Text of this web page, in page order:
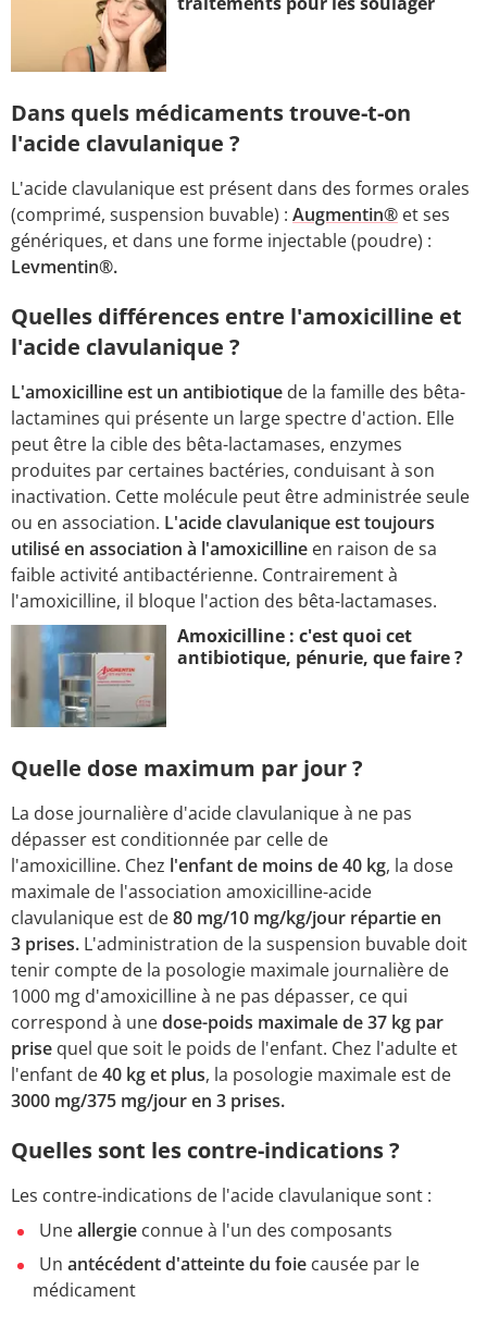
Dans quels médicaments trouve-t-on
l'acide clavulanique ?
L'acide clavulanique est présent dans des formes orales
(comprimé, suspension buvable) : Augmentin® et ses
génériques, et dans une forme injectable (poudre) :
Levmentin®.
Quelles différences entre l'amoxicilline et
l'acide clavulanique ?
L'amoxicilline est un antibiotique de la famille des bêta-
lactamines qui présente un large spectre d'action. Elle
peut être la cible des bêta-lactamases, enzymes
produites par certaines bactéries, conduisant à son
inactivation. Cette molécule peut être administrée seule
ou en association. L'acide clavulanique est toujours
utilisé en association à l'amoxicilline en raison de sa
faible activité antibactérienne. Contrairement à
l'amoxicilline, il bloque l'action des bêta-lactamases.
Amoxicilline : c'est quoi cet
antibiotique, pénurie, que faire ?
Quelle dose maximum par jour ?
La dose journalière d'acide clavulanique à ne pas
dépasser est conditionnée par celle de
l'amoxicilline. Chez l'enfant de moins de 40 kg, la dose
maximale de l'association amoxicilline-acide
clavulanique est de80 mg/10 mg/kg/jour répartie en
3 prises. L'administration de la suspension buvable doit
tenir compte de la posologie maximale journalière de
1000 mg d'amoxicilline à ne pas dépasser, ce qui
correspond à unedose-poids maximale de 37 kg par
prise quel que soit le poids de l'enfant. Chez l'adulte et
l'enfant de40 kg et plus, la posologie maximale est de
3000 mg/375 mg/jour en 3 prises.
Quelles sont les contre-indications ?
Les contre-indications de l'acide clavulanique sont :
Uneallergie connue à l'un des composants
Un antécédent d'atteinte du foie causée par le
médicament